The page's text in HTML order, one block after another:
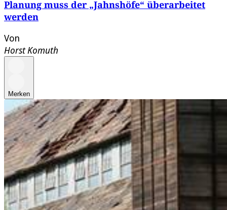
Planung muss der „Jahnshöfe“ überarbeitet
werden
Von
Horst Komuth
Merken